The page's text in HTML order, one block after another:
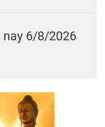
nay 6/8/2026